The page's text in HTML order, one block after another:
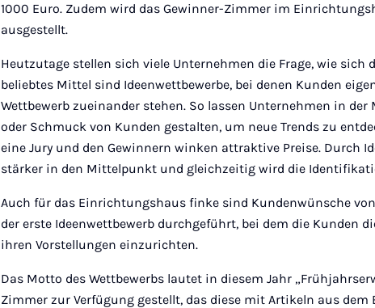
1000 Euro. Zudem wird das Gewinner-Zimmer im
ausgestellt.
Heutzutage stellen sich viele Unternehmen die Frage, wie sich
beliebtes Mittel sind Ideenwettbewerbe, bei denen Kunden
Wettbewerb zueinander stehen. So lassen Unternehmen in
oder Schmuck von Kunden gestalten, um neue Trends zu
eine Jury und den Gewinnern winken attraktive Preise. Durch
stärker in den Mittelpunkt und gleichzeitig wird die
Auch für das Einrichtungshaus finke sind Kundenwünsche
der erste Ideenwettbewerb durchgeführt, bei dem die Kunden
ihren Vorstellungen einzurichten.
Das Motto des Wettbewerbs lautet in diesem Jahr
Zimmer zur Verfügung gestellt, das diese mit Artikeln aus